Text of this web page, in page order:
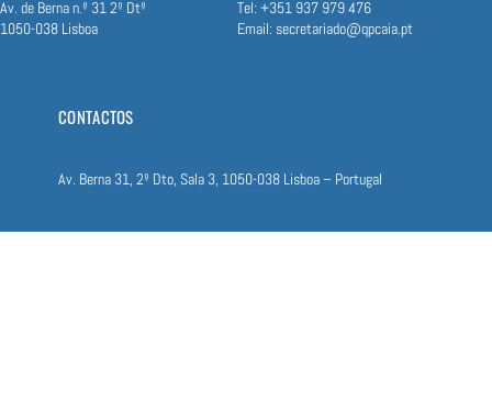
Av. de Berna n.º 31 2º Dtº
1050-038 Lisboa
Tel: +351 937 979 476
Email: secretariado@qpcaia.pt
CONTACTOS
Av. Berna​ 31, 2º Dto, S​ala 3, ​1​050-038 Lisboa – Portugal